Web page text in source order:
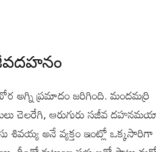
అగ్ని ప్రమాదం జరిగింది. మందమర్రి
చెలరేగి, ఆరుగురు సజీవ
శివయ్య అనే వ్యక్తం ఇంట్లో